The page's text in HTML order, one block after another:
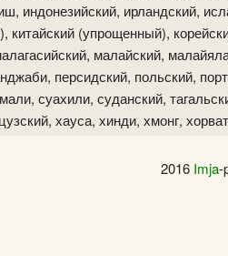
индонезийский, ирландский,
китайский (упрощенный),
малайский,
персидский, польский,
суахили, суданский,
хауса, хинди, хмонг,
2016 Imja-